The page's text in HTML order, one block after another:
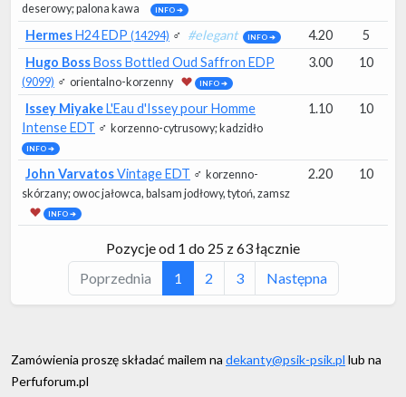
deserowy; palona kawa INFO ➔
HermesH24 EDP (14294) ♂ #elegant INFO ➔ 4.20
5
Hugo BossBoss Bottled Oud Saffron EDP
(9099) ♂ orientalno-korzenny INFO ➔
3.00 10
Issey MiyakeL'Eau d'Issey pour Homme
Intense EDT ♂ korzenno-cytrusowy; kadzidło
INFO ➔
1.10 10
John VarvatosVintage EDT ♂ korzenno-
skórzany; owoc jałowca, balsam jodłowy, tytoń, zamsz
INFO ➔
2.20 10
Pozycje od 1 do 25 z 63 łącznie
Poprzednia
1 2 3 Następna
Zamówienia proszę składać mailem na dekanty@psik-psik.pl lub na
Perfuforum.pl